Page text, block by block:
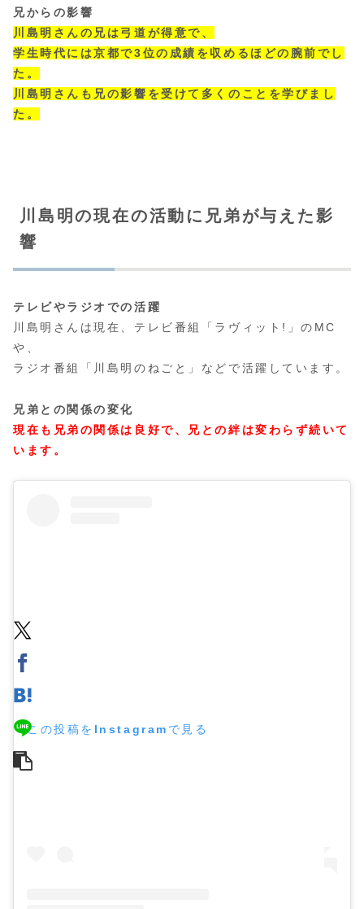
兄からの影響
川島明さんの兄は弓道が得意で、
学生時代には京都で3位の成績を収めるほどの腕前でし
た。
川島明さんも兄の影響を受けて多くのことを学びまし
た。
川島明の現在の活動に兄弟が与えた影
響
テレビやラジオでの活躍
川島明さんは現在、テレビ番組「ラヴィット!」のMC
や、
ラジオ番組「川島明のねごと」などで活躍しています。
兄弟との関係の変化
現在も兄弟の関係は良好で、兄との絆は変わらず続いて
います。
この投稿をInstagramで見る